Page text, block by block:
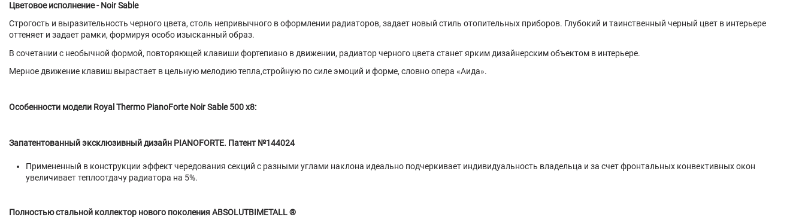
Цветовое исполнение - Noir Sable
Строгость и выразительность черного цвета, столь непривычного в оформлении радиаторов, задает новый стиль отопительных приборов. Глубокий и таинственный черный цвет в интерьере
оттеняет и задает рамки, формируя особо изысканный образ.
В сочетании с необычной формой, повторяющей клавиши фортепиано в движении, радиатор черного цвета станет ярким дизайнерским объектом в интерьере.
Мерное движение клавиш вырастает в цельную мелодию тепла,стройную по силе эмоций и форме, словно опера «Аида».
Особенности модели Royal Thermo PianoForte Noir Sable 500 x8:
Запатентованный эксклюзивный дизайн PIANOFORTE. Патент №144024
Примененный в конструкции эффект чередования секций с разными углами наклона идеально подчеркивает индивидуальность владельца и за счет фронтальных конвективных окон
увеличивает теплоотдачу радиатора на 5%.
Полностью стальной коллектор нового поколения ABSOLUTBIMETALL ®